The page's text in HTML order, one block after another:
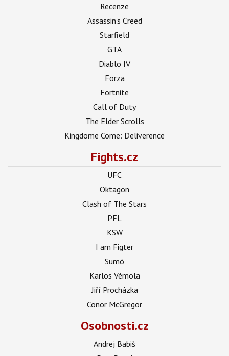
Recenze
Assassin's Creed
Starfield
GTA
Diablo IV
Forza
Fortnite
Call of Duty
The Elder Scrolls
Kingdome Come: Deliverence
Fights.cz
UFC
Oktagon
Clash of The Stars
PFL
KSW
I am Figter
Sumó
Karlos Vémola
Jiří Procházka
Conor McGregor
Osobnosti.cz
Andrej Babiš